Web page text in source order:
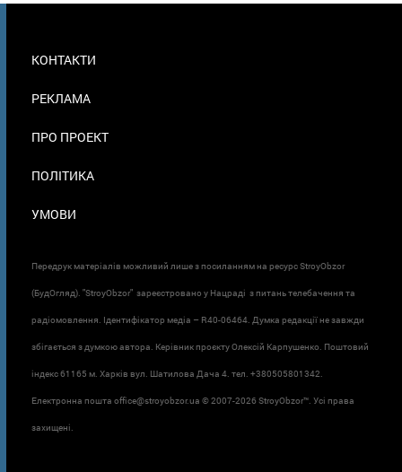
В
КОНТАКТИ
РЕКЛАМА
ПРО ПРОЕКТ
ПОЛІТИКА
УМОВИ
Передрук матеріалів можливий лише з посиланням на ресурс StroyObzor
(БудОгляд). "StroyObzor" зареєстровано у Нацраді з питань телебачення та
радіомовлення. Ідентифікатор медіа – R40-06464. Думка редакції не завжди
збігається з думкою автора. Керівник проєкту Олексій Карпушенко. Поштовий
індекс 61165 м. Харків вул. Шатилова Дача 4. тел. +380505801342.
Електронна пошта office@stroyobzor.ua © 2007-2026 StroyObzor™. Усі права
захищені.